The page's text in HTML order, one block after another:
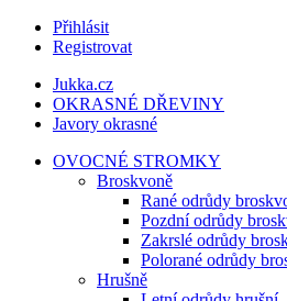
Přihlásit
Registrovat
Jukka.cz
OKRASNÉ DŘEVINY
Javory okrasné
OVOCNÉ STROMKY
Broskvoně
Rané odrůdy
Pozdní odrůdy
Zakrslé odrůdy
Polorané odrůdy
Hrušně